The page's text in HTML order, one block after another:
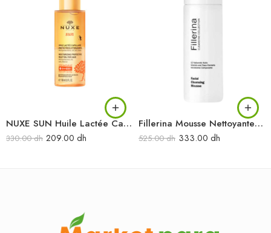
NUXE SUN Huile Lactée Capillaire Protectrice Hydratante 100ML
330.00dh 209.00 dh
Fillerina Mousse Nettoyante Flacon De 150ML
525.00dh 333.00 dh